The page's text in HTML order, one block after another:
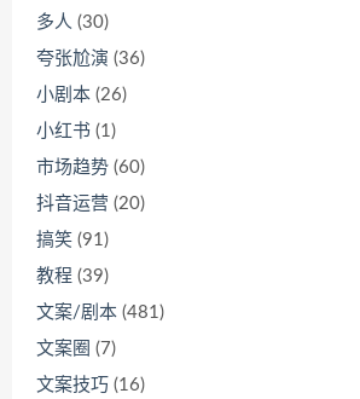
多人 (30)
夸张尬演 (36)
小剧本 (26)
小红书 (1)
市场趋势 (60)
抖音运营 (20)
搞笑 (91)
教程 (39)
文案/剧本 (481)
文案圈 (7)
文案技巧 (16)